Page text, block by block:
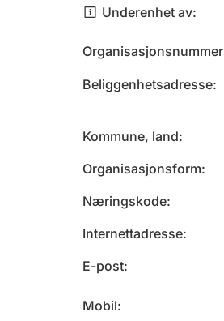
Underenhet av
Organisasjonsnummer
Beliggenhetsadresse
Kommune, land
Organisasjonsform
Næringskode
Internettadresse
E-post
Mobil